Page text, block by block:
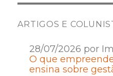
ARTIGOS E
28/07/2026 por
O que
ensina sobre